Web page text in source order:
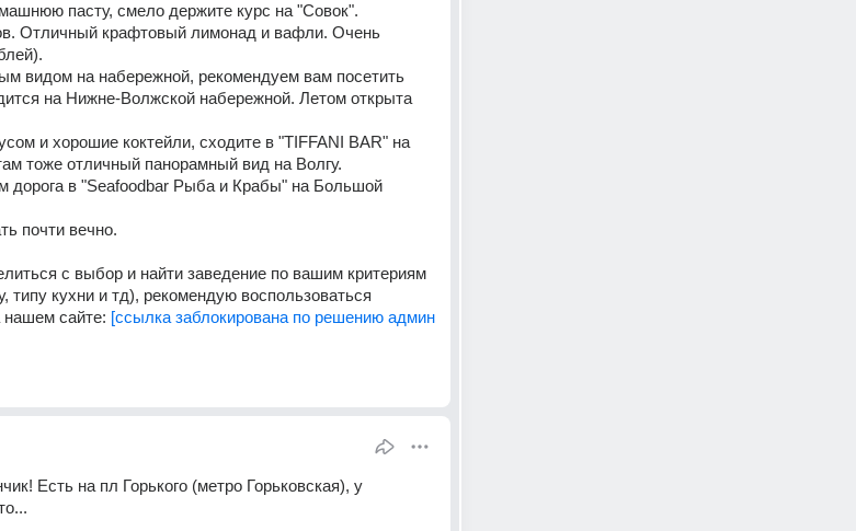
пасту, смело держите курс на "Совок".
Отличный крафтовый лимонад и вафли. Очень
видом на набережной, рекомендуем вам посетить
на Нижне-Волжской набережной. Летом открыта
и хорошие коктейли, сходите в "TIFFANI BAR" на
тоже отличный панорамный вид на Волгу.
дорога в "Seafoodbar Рыба и Крабы" на Большой
почти вечно.
с выбор и найти заведение по вашим критериям
типу кухни и тд), рекомендую воспользоваться
сайте: [ссылка заблокирована по решению админ
Есть на пл Горького (метро Горьковская), у